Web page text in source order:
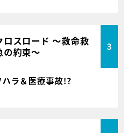
ロスロード ～救命救
の約束～
3
ラ＆医療事故!?